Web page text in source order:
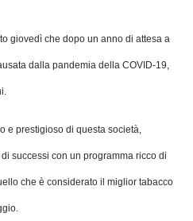
giovedì che dopo un anno di attesa a
dalla pandemia della COVID-19,
e prestigioso di questa società,
successi con un programma ricco di
che è considerato il miglior tabacco